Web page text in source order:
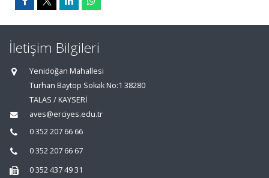
İletişim Bilgileri
Yenidoğan Mahallesi
Turhan Baytop Sokak No:1 38280
TALAS / KAYSERİ
aves@erciyes.edu.tr
0 352 207 66 66
0 352 207 66 67
0 352 437 49 31